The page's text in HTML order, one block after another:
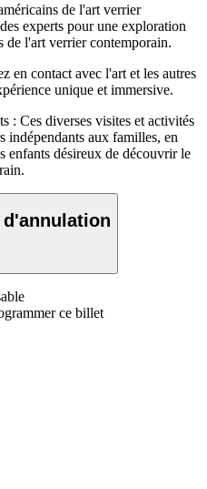
de l'art verrier
experts pour une exploration
de l'art verrier contemporain.
en contact avec l'art et les autres
unique et immersive.
: Ces diverses visites et activités
indépendants aux familles, en
enfants désireux de découvrir le
ce billet